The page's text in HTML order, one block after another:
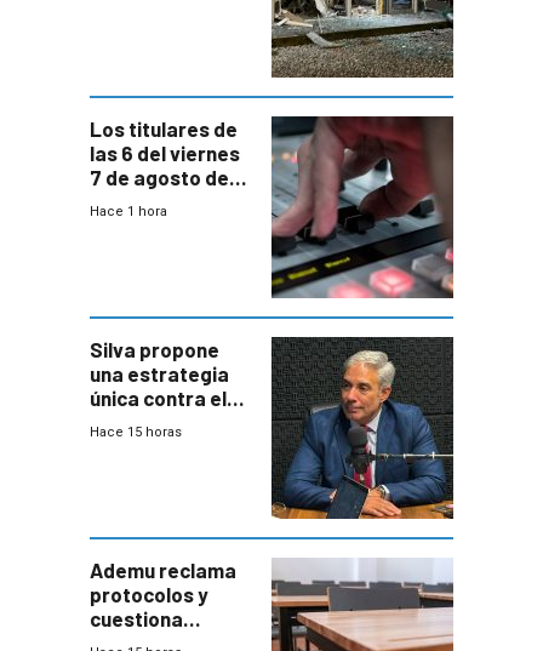
Los titulares de
las 6 del viernes
7 de agosto de
2026
Hace 1 hora
Silva propone
una estrategia
única contra el
narcotráfico y
Hace 15 horas
Ademu reclama
protocolos y
cuestiona
demora de